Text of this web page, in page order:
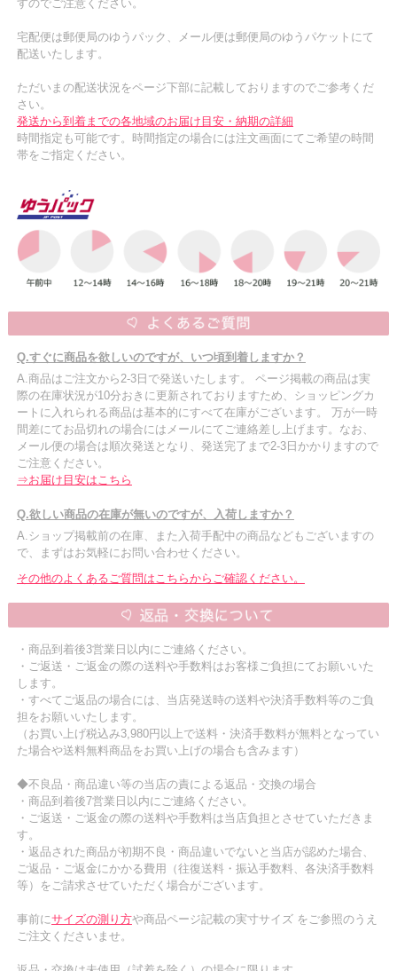
すのでご注意ください。
宅配便は郵便局のゆうパック、メール便は郵便局のゆうパケットにて
配送いたします。
ただいまの配送状況をページ下部に記載しておりますのでご参考くだ
さい。
発送から到着までの各地域のお届け目安・納期の詳細
時間指定も可能です。時間指定の場合には注文画面にてご希望の時間
帯をご指定ください。
Q.すぐに商品を欲しいのですが、いつ頃到着しますか？
A.商品はご注文から2-3日で発送いたします。 ページ掲載の商品は実
際の在庫状況が10分おきに更新されておりますため、ショッピングカ
ートに入れられる商品は基本的にすべて在庫がございます。 万が一時
間差にてお品切れの場合にはメールにてご連絡差し上げます。なお、
メール便の場合は順次発送となり、発送完了まで2-3日かかりますので
ご注意ください。
⇒お届け目安はこちら
Q.欲しい商品の在庫が無いのですが、入荷しますか？
A.ショップ掲載前の在庫、また入荷手配中の商品などもございますの
で、まずはお気軽にお問い合わせください。
その他のよくあるご質問はこちらからご確認ください。
・商品到着後3営業日以内にご連絡ください。
・ご返送・ご返金の際の送料や手数料はお客様ご負担にてお願いいた
します。
・すべてご返品の場合には、当店発送時の送料や決済手数料等のご負
担をお願いいたします。
（お買い上げ税込み3,980円以上で送料・決済手数料が無料となってい
た場合や送料無料商品をお買い上げの場合も含みます）
◆不良品・商品違い等の当店の責による返品・交換の場合
・商品到着後7営業日以内にご連絡ください。
・ご返送・ご返金の際の送料や手数料は当店負担とさせていただきま
す。
・返品された商品が初期不良・商品違いでないと当店が認めた場合、
ご返品・ご返金にかかる費用（往復送料・振込手数料、各決済手数料
等）をご請求させていただく場合がございます。
事前にサイズの測り方や商品ページ記載の実寸サイズ をご参照のうえ
ご注文くださいませ。